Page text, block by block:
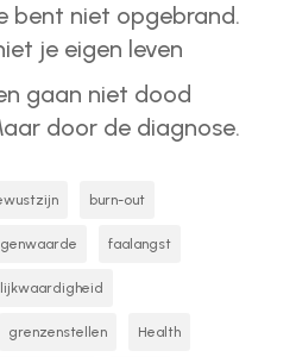
bent niet opgebrand.
je eigen leven
gaan niet dood
door de diagnose.
burn-out
faalangst
grenzenstellen Health